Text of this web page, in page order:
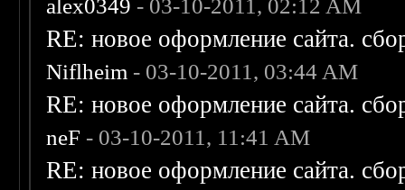
alex0349 - 03-10-2011, 02:12 AM
RE: новое оформление сайта.
Niflheim - 03-10-2011, 03:44 AM
RE: новое оформление сайта.
neF - 03-10-2011, 11:41 AM
RE: новое оформление сайта.